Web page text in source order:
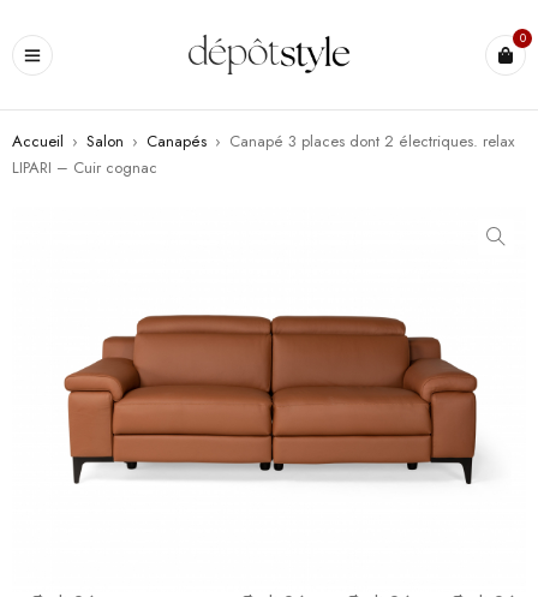
0
Accueil › Salon › Canapés › Canapé 3 places dont 2 électriques. relax
LIPARI – Cuir cognac